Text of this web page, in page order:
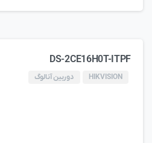
DS-2CE16H0T-ITPF
HIKVISION دوربین آنالوگ